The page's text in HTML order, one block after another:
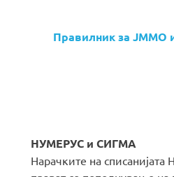
Правилник за ЈММО
НУМЕРУС и СИГМА
Нарачките на списанијата